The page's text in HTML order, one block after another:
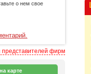
о нем свое
фирм
на карте